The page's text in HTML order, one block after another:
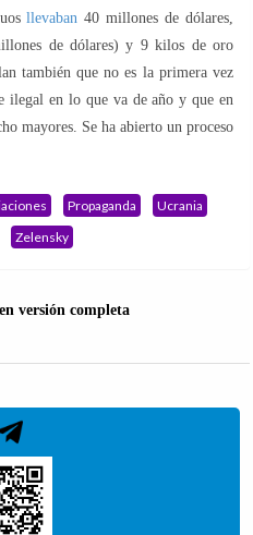
llevaban 40 millones de dólares,
de dólares) y 9 kilos de oro
también que no es la primera vez
ilegal en lo que va de año y que en
mayores. Se ha abierto un proceso
Propaganda
Ucrania
Zelensky
versión completa